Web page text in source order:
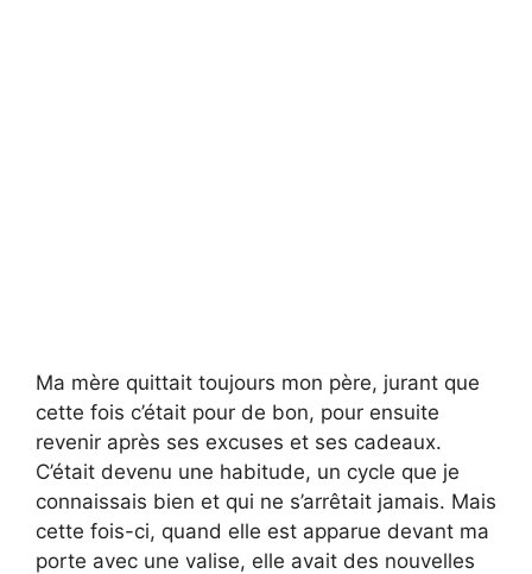
Ma mère quittait toujours mon père, jurant que
cette fois c’était pour de bon, pour ensuite
revenir après ses excuses et ses cadeaux.
C’était devenu une habitude, un cycle que je
connaissais bien et qui ne s’arrêtait jamais. Mais
cette fois-ci, quand elle est apparue devant ma
porte avec une valise, elle avait des nouvelles